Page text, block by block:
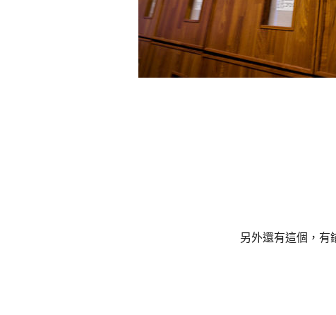
另外還有這個，有